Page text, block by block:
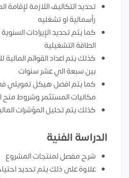
تحديد التكاليف اللازمة
رأسمالية او تشغليه
كما يتم تحديد الإيرادات
الطاقة التشغيلية
كذلك يتم اعداد القوائم المالية
بين سبعة الي عشر سنوات
كما يتم افضل هيكل
مكانيات المستثمر وشروط منح
كذلك يتم تحليل المؤشرات
الدراسة الفنية
شرح مفصل لمنتجات المشروع
علاوة على ذلك يتم تحديد